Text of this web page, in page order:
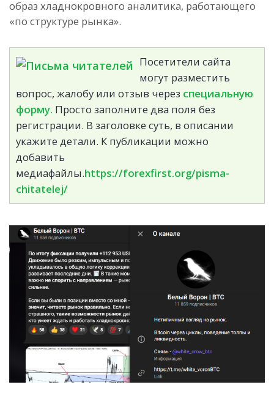
образ хладнокровного аналитика, работающего
«по структуре рынка».
Посетители сайта
могут разместить
вопрос, жалобу или отзыв через специальную
форму. Просто заполните два поля без
регистрации. В заголовке суть, в описании
укажите детали. К публикации можно
добавить
медиафайлы.https://forexfirst.org/pisma-
chitatelej/